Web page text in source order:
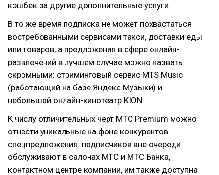
кэшбек за другие дополнительные услуги.
В то же время подписка не может похвастаться
востребованными сервисами такси, доставки еды
или товаров, а предложения в сфере онлайн-
развлечений в лучшем случае можно назвать
скромными: стриминговый сервис MTS Music
(работающий на базе Яндекс.Музыки) и
небольшой онлайн-кинотеатр KION.
К числу отличительных черт МТС Premium можно
отнести уникальные на фоне конкурентов
спецпредложения: подписчиков вне очереди
обслуживают в салонах МТС и МТС Банка,
контактном центре компании, им также доступна